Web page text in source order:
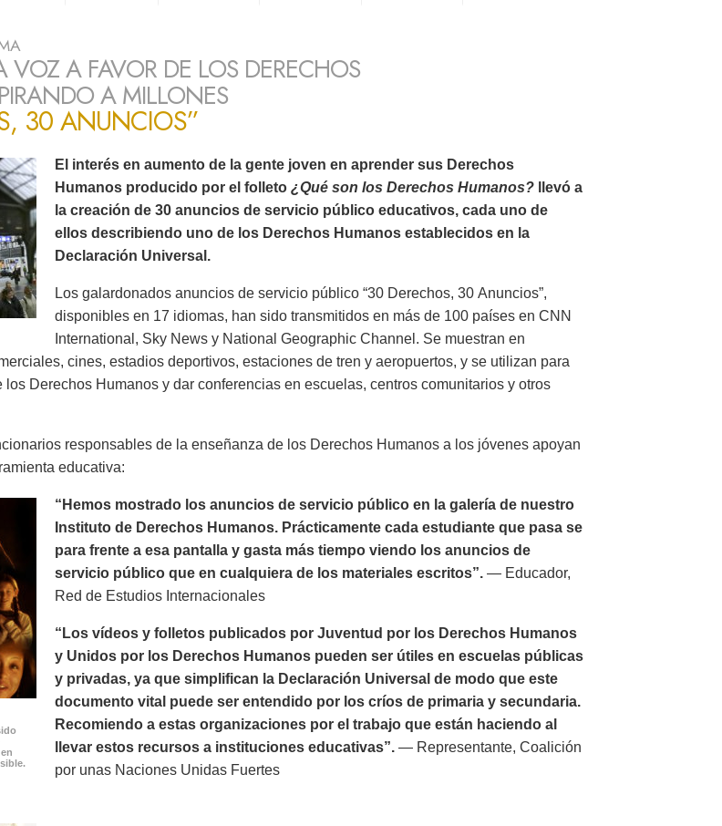
VOZ A FAVOR DE LOS DERECHOS
A MILLONES
30 ANUNCIOS”
El interés en aumento de la gente joven en aprender sus Derechos
Humanos producido por el folleto ¿Qué son los Derechos Humanos? llevó a
la creación de 30 anuncios de servicio público educativos, cada uno de
ellos describiendo uno de los Derechos Humanos establecidos en la
Declaración Universal.
Los galardonados anuncios de servicio público “30 Derechos, 30 Anuncios”,
disponibles en 17 idiomas, han sido transmitidos en más de 100 países en CNN
International, Sky News y National Geographic Channel. Se muestran en
cines, estadios deportivos, estaciones de tren y aeropuertos, y se utilizan para
los Derechos Humanos y dar conferencias en escuelas, centros comunitarios y otros
responsables de la enseñanza de los Derechos Humanos a los jóvenes apoyan
educativa:
“Hemos mostrado los anuncios de servicio público en la galería de nuestro
Instituto de Derechos Humanos. Prácticamente cada estudiante que pasa se
para frente a esa pantalla y gasta más tiempo viendo los anuncios de
servicio público que en cualquiera de los materiales escritos”. — Educador,
Red de Estudios Internacionales
“Los vídeos y folletos publicados por Juventud por los Derechos Humanos
y Unidos por los Derechos Humanos pueden ser útiles en escuelas públicas
y privadas, ya que simplifican la Declaración Universal de modo que este
documento vital puede ser entendido por los críos de primaria y secundaria.
Recomiendo a estas organizaciones por el trabajo que están haciendo al
llevar estos recursos a instituciones educativas”. — Representante, Coalición
por unas Naciones Unidas Fuertes